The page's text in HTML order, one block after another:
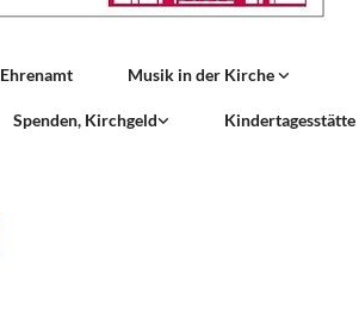
Ehrenamt Musik in der Kirche
Spenden, Kirchgeld Kindertagesstätte